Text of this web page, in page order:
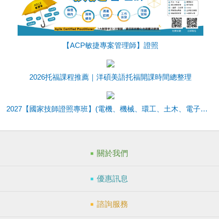
【ACP敏捷專案管理師】證照
2026托福課程推薦｜洋碩美語托福開課時間總整理
2027【國家技師證照專班】(電機、機械、環工、土木、電子、資訊)課程介紹
關於我們
優惠訊息
諮詢服務